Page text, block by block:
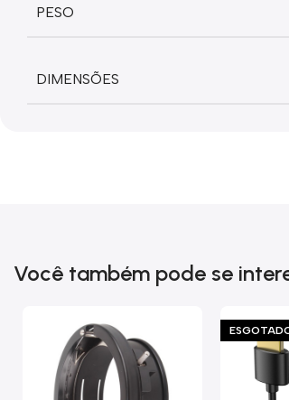
PESO
DIMENSÕES
Você também pode se